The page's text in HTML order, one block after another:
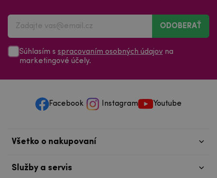
ODOBERAŤ
Súhlasím s spracovaním osobných údajov na
marketingové účely.
Facebook Instagram Youtube
Všetko o nakupovaní
Služby a servis